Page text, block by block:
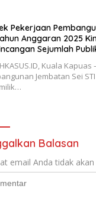
Pekerjaan
Anggaran 2025
Sejumlah
Kuala
Jembatan Sei
Balasan
email Anda tidak akan